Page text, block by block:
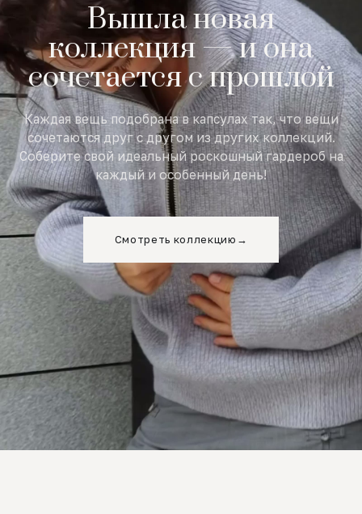
Вышла новая
коллекция — и она
сочетается с прошлой
Каждая вещь подобрана в капсулах так, что вещи
сочетаются друг с другом из других коллекций.
Соберите свой идеальный роскошный гардероб на
каждый и особенный день!
Смотреть коллекцию →